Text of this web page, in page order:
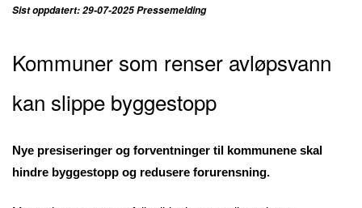
Sist oppdatert: 29-07-2025 Pressemelding
Kommuner som renser avløpsvann
kan slippe byggestopp
Nye presiseringer og forventninger til kommunene skal
hindre byggestopp og redusere forurensning.